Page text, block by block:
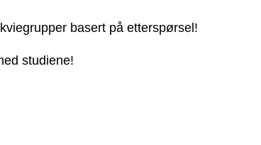
basert på etterspørsel!
studiene!